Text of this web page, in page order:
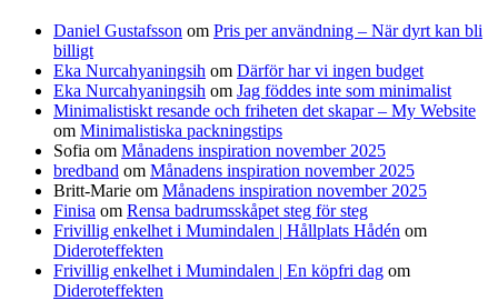
Daniel Gustafsson om Pris per användning – När dyrt kan bli
billigt
Eka Nurcahyaningsih om Därför har vi ingen budget
Eka Nurcahyaningsih om Jag föddes inte som minimalist
Minimalistiskt resande och friheten det skapar – My Website
om Minimalistiska packningstips
Sofia om Månadens inspiration november 2025
bredband om Månadens inspiration november 2025
Britt-Marie om Månadens inspiration november 2025
Finisa om Rensa badrumsskåpet steg för steg
Frivillig enkelhet i Mumindalen | Hållplats Hådén om
Dideroteffekten
Frivillig enkelhet i Mumindalen | En köpfri dag om
Dideroteffekten